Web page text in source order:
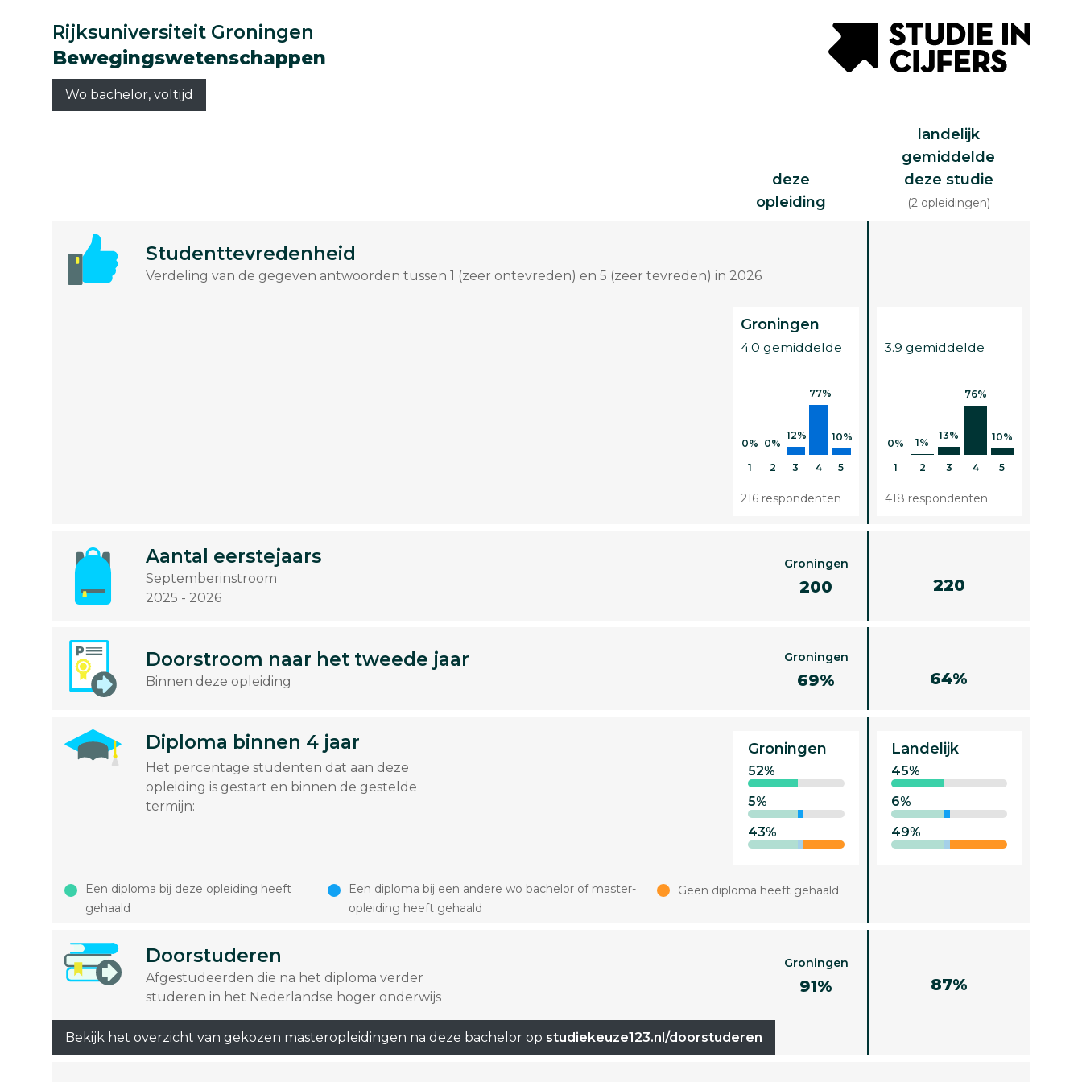
Rijksuniversiteit Groningen
Bewegingswetenschappen
Wo bachelor, voltijd
deze
opleiding
landelijk
gemiddelde
deze studie
(2 opleidingen)
Studenttevredenheid
Verdeling van de gegeven antwoorden tussen 1 (zeer ontevreden) en 5 (zeer tevreden) in 2026
Groningen
4.0 gemiddelde
0%
1
0%
2
12%
3
77%
4
10%
5
216 respondenten
3.9 gemiddelde
0%
1
1%
2
13%
3
76%
4
10%
5
418 respondenten
Aantal eerstejaars
Septemberinstroom
2025 - 2026
Groningen
200 220
Doorstroom naar het tweede jaar
Binnen deze opleiding
Groningen
69% 64%
Diploma binnen 4 jaar
Het percentage studenten dat aan deze
opleiding is gestart en binnen de gestelde
termijn:
Groningen
52%
5%
43%
Landelijk
45%
6%
49%
Een diploma bij deze opleiding heeft
gehaald
Een diploma bij een andere wo bachelor of master-
opleiding heeft gehaald
Geen diploma heeft gehaald
Doorstuderen
Afgestudeerden die na het diploma verder
studeren in het Nederlandse hoger onderwijs
Groningen
91% 87%
Bekijk het overzicht van gekozen masteropleidingen na deze bachelor op studiekeuze123.nl/doorstuderen